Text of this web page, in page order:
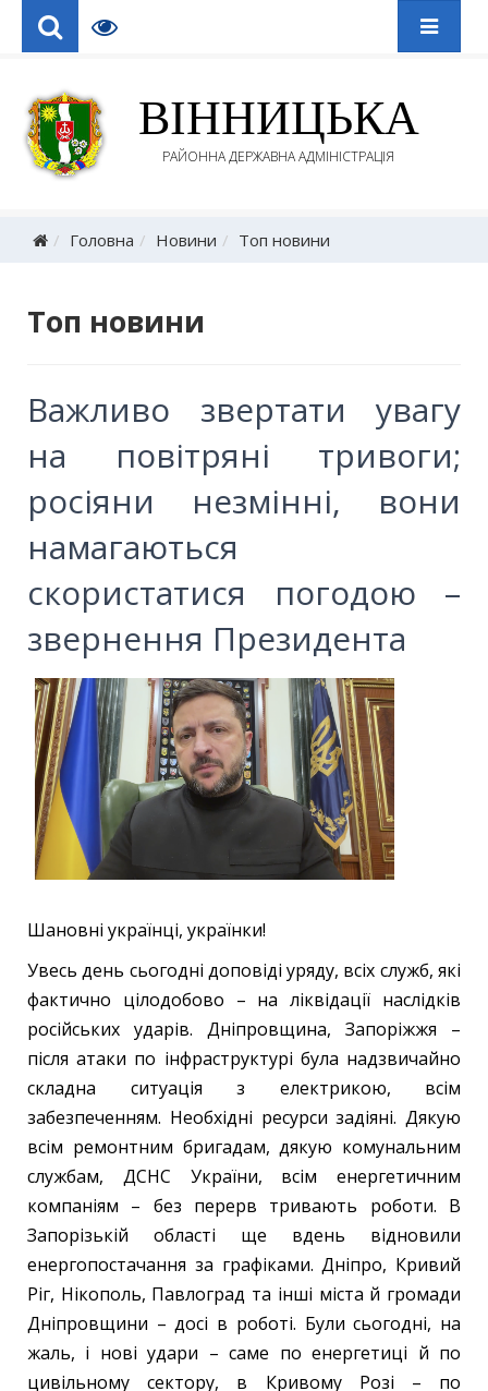
ВІННИЦЬКА
РАЙОННА ДЕРЖАВНА АДМІНІСТРАЦІЯ
Головна Новини Топ новини
Топ новини
Важливо звертати увагу
на повітряні тривоги;
росіяни незмінні, вони
намагаються
скористатися погодою –
звернення Президента
Шановні українці, українки!
Увесь день сьогодні доповіді уряду, всіх служб, які
фактично цілодобово – на ліквідації наслідків
російських ударів. Дніпровщина, Запоріжжя –
після атаки по інфраструктурі була надзвичайно
складна ситуація з електрикою, всім
забезпеченням. Необхідні ресурси задіяні. Дякую
всім ремонтним бригадам, дякую комунальним
службам, ДСНС України, всім енергетичним
компаніям – без перерв тривають роботи. В
Запорізькій області ще вдень відновили
енергопостачання за графіками. Дніпро, Кривий
Ріг, Нікополь, Павлоград та інші міста й громади
Дніпровщини – досі в роботі. Були сьогодні, на
жаль, і нові удари – саме по енергетиці й по
цивільному сектору, в Кривому Розі – по